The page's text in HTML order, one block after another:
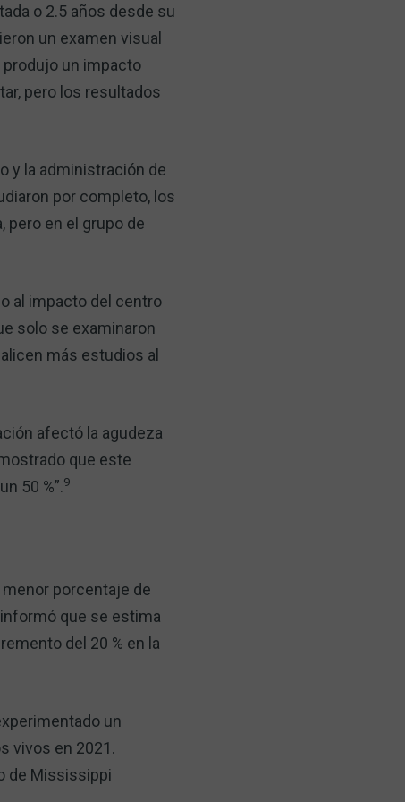
o 2.5 años desde su
un examen visual
produjo un impacto
pero los resultados
y la administración de
por completo, los
pero en el grupo de
al impacto del centro
solo se examinaron
más estudios al
afectó la agudeza
que este
50 %”.9
porcentaje de
que se estima
del 20 % en la
un
vivos en 2021.
de Mississippi